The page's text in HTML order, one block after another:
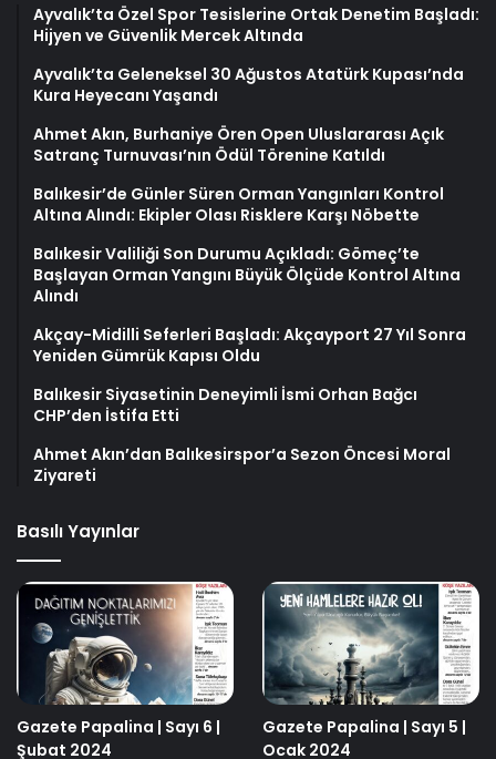
Ayvalık’ta Özel Spor Tesislerine Ortak Denetim Başladı:
Hijyen ve Güvenlik Mercek Altında
Ayvalık’ta Geleneksel 30 Ağustos Atatürk Kupası’nda
Kura Heyecanı Yaşandı
Ahmet Akın, Burhaniye Ören Open Uluslararası Açık
Satranç Turnuvası’nın Ödül Törenine Katıldı
Balıkesir’de Günler Süren Orman Yangınları Kontrol
Altına Alındı: Ekipler Olası Risklere Karşı Nöbette
Balıkesir Valiliği Son Durumu Açıkladı: Gömeç’te
Başlayan Orman Yangını Büyük Ölçüde Kontrol Altına
Alındı
Akçay-Midilli Seferleri Başladı: Akçayport 27 Yıl Sonra
Yeniden Gümrük Kapısı Oldu
Balıkesir Siyasetinin Deneyimli İsmi Orhan Bağcı
CHP’den İstifa Etti
Ahmet Akın’dan Balıkesirspor’a Sezon Öncesi Moral
Ziyareti
Basılı Yayınlar
Gazete Papalina | Sayı 6 |
Şubat 2024
Gazete Papalina | Sayı 5 |
Ocak 2024